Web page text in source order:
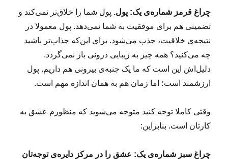
چراغ قرمز شماره‌ی یک: پول. پول شما را خلاق‌تر نمی‌کند و
تضمینی هم برای موفقیت به شما نمی‌دهد. پول معمولا در
نتیجه‌ی خلاقیت، جذب می‌شود. برای این‌که جذاب‌تر باشید
چه می‌کنید؟ همه چیز به زیبایی درونی‌ باز نمی‌گردد.
دلیل‌اش این است که ما یک جنبه‌ی بیرونی هم داریم. پول
ارزشمند است؛ اما زمان هم به همان اندازه مهم است.
وقتی کاملا توجه کنید متوجه می‌شوید که منظورم عشق به
کارتان است. بنابراین:
چراغ سبز شماره‌ی یک: عشق را در مرکز دایره‌ی توجه‌تان